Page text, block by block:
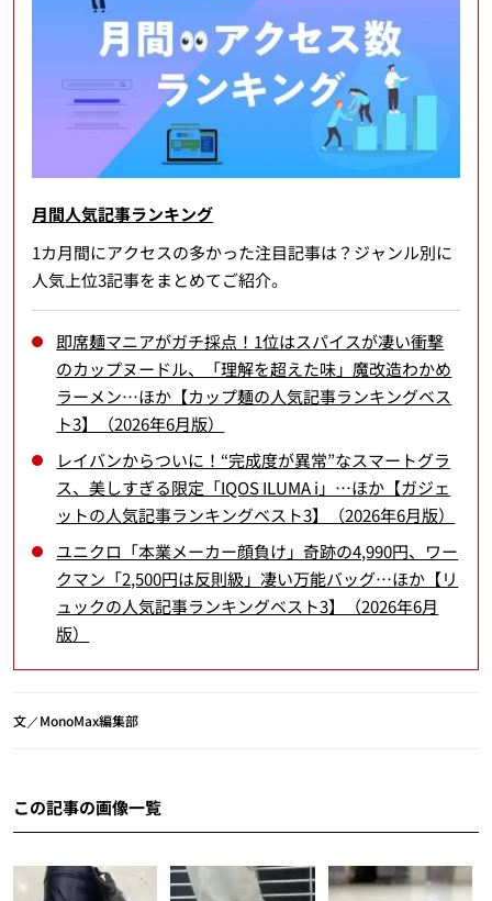
月間人気記事ランキング
1カ月間にアクセスの多かった注目記事は？ジャンル別に
人気上位3記事をまとめてご紹介。
即席麺マニアがガチ採点！1位はスパイスが凄い衝撃
のカップヌードル、「理解を超えた味」魔改造わかめ
ラーメン…ほか【カップ麺の人気記事ランキングベス
ト3】（2026年6月版）
レイバンからついに！“完成度が異常”なスマートグラ
ス、美しすぎる限定「IQOS ILUMA i」…ほか【ガジェ
ットの人気記事ランキングベスト3】（2026年6月版）
ユニクロ「本業メーカー顔負け」奇跡の4,990円、ワー
クマン「2,500円は反則級」凄い万能バッグ…ほか【リ
ュックの人気記事ランキングベスト3】（2026年6月
版）
文／MonoMax編集部
この記事の画像一覧